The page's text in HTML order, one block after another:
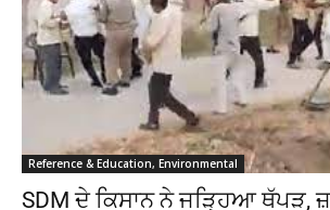
Reference & Education, Environmental
SDM ਦੇ ਕਿਸਾਨ ਨੇ ਜੜ੍ਹਿਆ ਥੱਪੜ,